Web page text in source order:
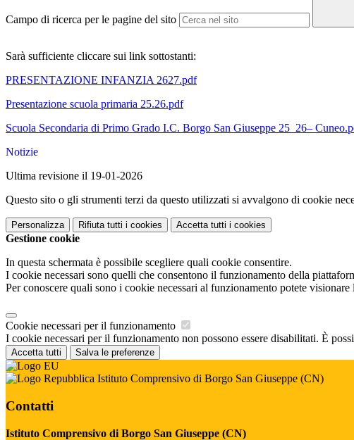
Campo di ricerca per le pagine del sito
Sarà sufficiente cliccare sui link sottostanti:
PRESENTAZIONE INFANZIA 2627.pdf
Presentazione scuola primaria 25.26.pdf
Scuola Secondaria di Primo Grado I.C. Borgo San Giuseppe 25_26–
Notizie
Ultima revisione il 19-01-2026
Questo sito o gli strumenti terzi da questo utilizzati si avvalgono di cookie
Personalizza Rifiuta tutti i cookies Accetta tutti i cookies
Gestione cookie
In questa schermata è possibile scegliere quali cookie consentire.
I cookie necessari sono quelli che consentono il funzionamento della
Per conoscere quali sono i cookie necessari al funzionamento potete visionare
Cookie necessari per il funzionamento
I cookie necessari per il funzionamento non possono essere disabilitati. È
Accetta tutti Salva le preferenze
Istituto Comprensivo di Borgo San Giuseppe (CN)
Contatti
Istituto Comprensivo di Borgo San Giuseppe (CN)